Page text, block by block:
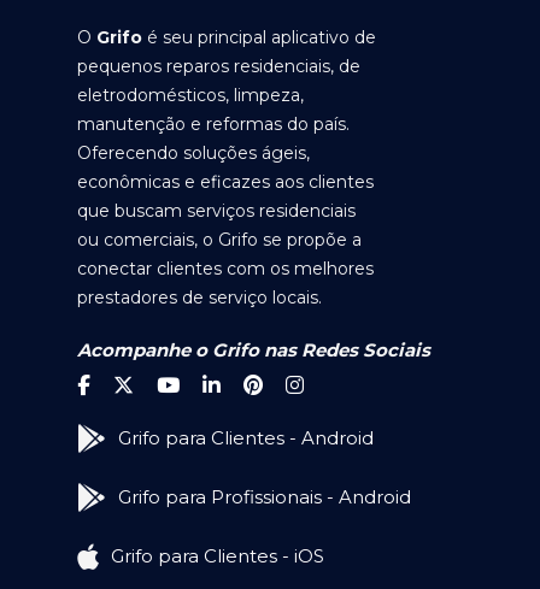
O Grifo é seu principal aplicativo de
pequenos reparos residenciais, de
eletrodomésticos, limpeza,
manutenção e reformas do país.
Oferecendo soluções ágeis,
econômicas e eficazes aos clientes
que buscam serviços residenciais
ou comerciais, o Grifo se propõe a
conectar clientes com os melhores
prestadores de serviço locais.
Acompanhe o Grifo nas Redes Sociais
Grifo para Clientes - Android
Grifo para Profissionais - Android
Grifo para Clientes - iOS